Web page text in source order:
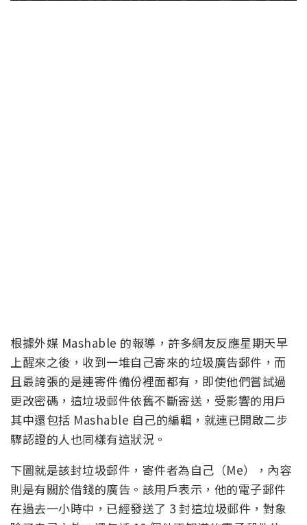
根據外媒 Mashable 的報導，許多網友反應星期天早
上醒來之後，收到一堆自己寄來的垃圾廣告郵件，而
且最誇張的是連寄件備份裡面都有，即使他們嘗試過
更改密碼，這垃圾郵件依舊不斷寄送，受影響的用戶
其中還包括 Mashable 自己的編輯，就連已開啟二步
驟認證的人也同樣有這狀況。
下圖就是該封垃圾郵件，寄件者為自己（Me），內容
則是有關於借錢的廣告。該用戶表示，他的電子郵件
在過去一小時中，已經發送了 3 封這垃圾郵件，對象